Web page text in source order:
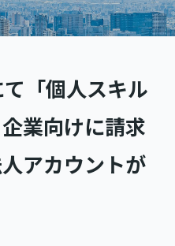
「個人スキル
業向けに請求
アカウントが